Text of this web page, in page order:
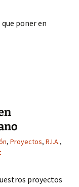
poner en
, Proyectos, R.I.A.,
proyectos